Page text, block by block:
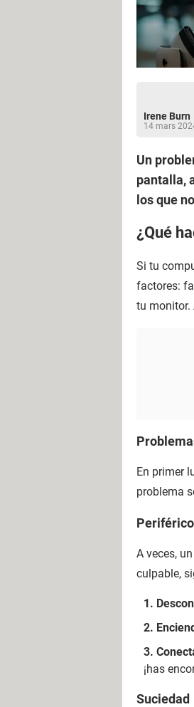
Irene Burn
14 mars
Un
pantalla,
los que
¿Qué
Si tu
factores:
tu monitor.
En primer
problema
A veces,
culpable,
¡has
Suciedad